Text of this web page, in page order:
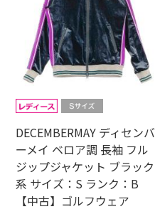
DECEMBERMAY ディセンバ
ーメイ ベロア調 長袖 フル
ジップジャケット ブラック
系 サイズ：S ランク：B
【中古】ゴルフウェア